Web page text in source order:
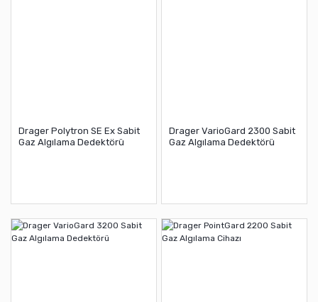
Drager Polytron SE Ex Sabit
Gaz Algılama Dedektörü
Drager VarioGard 2300 Sabit
Gaz Algılama Dedektörü